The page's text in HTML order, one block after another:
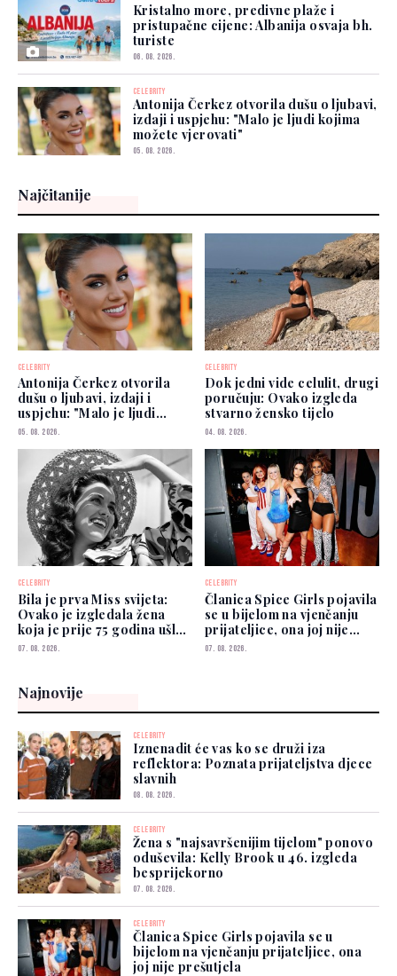
Kristalno more, predivne plaže i
pristupačne cijene: Albanija osvaja bh.
turiste
06. 08. 2026.
CELEBRITY
Antonija Čerkez otvorila dušu o ljubavi,
izdaji i uspjehu: "Malo je ljudi kojima
možete vjerovati"
05. 08. 2026.
Najčitanije
CELEBRITY
Antonija Čerkez otvorila
dušu o ljubavi, izdaji i
uspjehu: "Malo je ljudi
kojima možete vjerovati"
05. 08. 2026.
CELEBRITY
Dok jedni vide celulit, drugi
poručuju: Ovako izgleda
stvarno žensko tijelo
04. 08. 2026.
CELEBRITY
Bila je prva Miss svijeta:
Ovako je izgledala žena
koja je prije 75 godina ušla
u historiju
07. 08. 2026.
CELEBRITY
Članica Spice Girls pojavila
se u bijelom na vjenčanju
prijateljice, ona joj nije
prešutjela
07. 08. 2026.
Najnovije
CELEBRITY
Iznenadit će vas ko se druži iza
reflektora: Poznata prijateljstva djece
slavnih
08. 08. 2026.
CELEBRITY
Žena s "najsavršenijim tijelom" ponovo
oduševila: Kelly Brook u 46. izgleda
besprijekorno
07. 08. 2026.
CELEBRITY
Članica Spice Girls pojavila se u
bijelom na vjenčanju prijateljice, ona
joj nije prešutjela